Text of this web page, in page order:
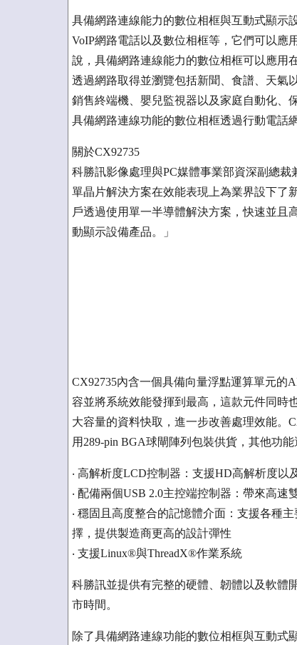
具備網路連線能力的數位相框與互動式顯示
VoIP網路電話以及數位相框等，它們可以應
說，具備網路連線能力的數位相框可以應用
透過網路取得並瀏覽包括新聞、食譜、天氣
銷售終端機、嬰兒監視器以及家庭自動化、
具備網路連線功能的數位相框透過行動電話
關於CX92735
科勝訊影像處理與PC媒體事業部資深副總裁
單晶片解決方案在效能表現上為業界設下了
戶透過使用單一半導體解決方案，快速並且
動顯示設備產品。」
CX92735內含一個具備向量浮點運算單元的
容並將系統效能發揮到最高，這款元件同時
大容量的資料快取，進一步改善處理效能。
用289-pin BGA球閘陣列包裝供貨，其他功能
‧ 高解析度LCD控制器：支援HD高解析度以
‧ 配備兩個USB 2.0主控端控制器：帶來高速
‧ 穩固且高度整合的記憶體介面：支援各種
擇，提供製造商更高的設計彈性
‧ 支援Linux®與ThreadX®作業系統
科勝訊並提供有完整的硬體、韌體以及軟體
市時間。
除了具備網路連線功能的數位相框與互動式